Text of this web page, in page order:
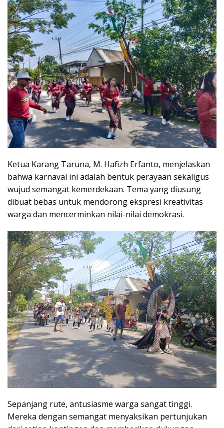
Ketua Karang Taruna, M. Hafizh Erfanto, menjelaskan
bahwa karnaval ini adalah bentuk perayaan sekaligus
wujud semangat kemerdekaan. Tema yang diusung
dibuat bebas untuk mendorong ekspresi kreativitas
warga dan mencerminkan nilai-nilai demokrasi.
Sepanjang rute, antusiasme warga sangat tinggi.
Mereka dengan semangat menyaksikan pertunjukan